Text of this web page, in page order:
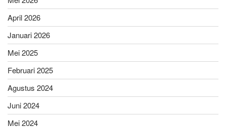
April 2026
Januari 2026
Mei 2025
Februari 2025
Agustus 2024
Juni 2024
Mei 2024